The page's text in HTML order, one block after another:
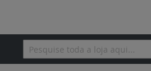
Pesquisa